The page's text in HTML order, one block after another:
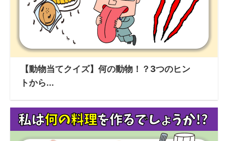
【動物当てクイズ】何の動物！？3つのヒン
トから...